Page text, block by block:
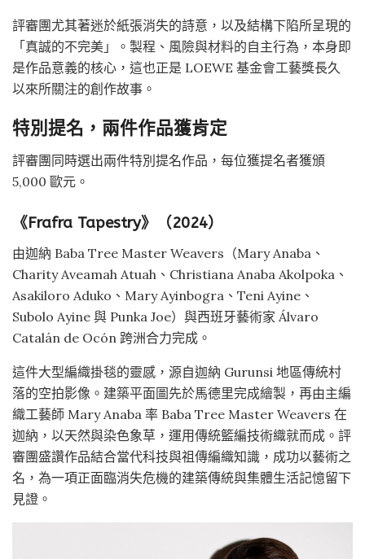
評審團尤其著迷於紙張消失的詩意，以及結構下陷所呈現的
「真誠的不完美」。製程、風險與材料的自主行為，本身即
是作品意義的核心，這也正是 LOEWE 基金會工藝獎長久
以來所關注的創作故事。
特別提名，兩件作品獲肯定
評審團同時選出兩件特別提名作品，每位獲提名者獲頒
5,000 歐元。
《Frafra Tapestry》（2024）
由迦納 Baba Tree Master Weavers（Mary Anaba、
Charity Aveamah Atuah、Christiana Anaba Akolpoka、
Asakiloro Aduko、Mary Ayinbogra、Teni Ayine、
Subolo Ayine 與 Punka Joe）與西班牙藝術家 Álvaro
Catalán de Ocón 跨洲合力完成。
這件大型編織掛毯的靈感，源自迦納 Gurunsi 地區傳統村
落的空拍影像。建築平面圖先於馬德里完成繪製，再由主編
織工藝師 Mary Anaba 率 Baba Tree Master Weavers 在
迦納，以天然與染色象草，運用傳統籃編技術織就而成。評
審團盛讚作品結合當代科技與祖傳編織知識，成功以藝術之
名，為一項正面臨消失危機的建築傳統與集體生活記憶留下
見證。